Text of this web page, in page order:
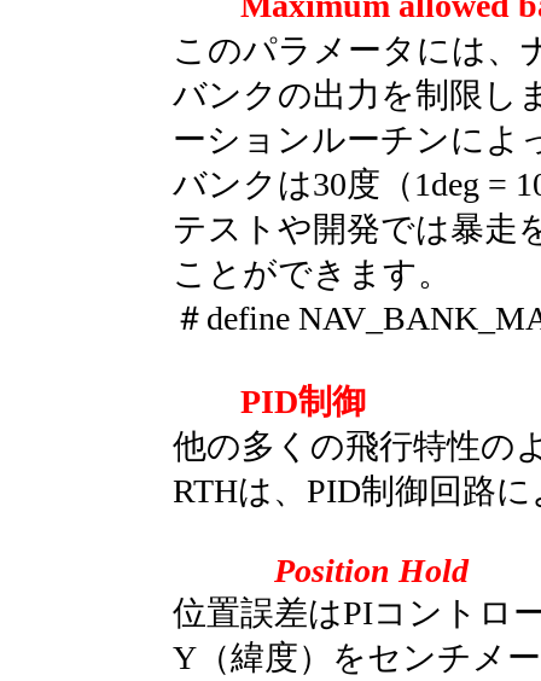
このパラメータには、
バンクの出力を制限し
ーションルーチンによ
バンクは30度（1deg =
テストや開発では暴走
ことができます。
＃define
PID制御
他の多くの飛行特性の
RTHは、PID制御回路
Position Hold
位置誤差はPIコントロ
Y（緯度）をセンチメ